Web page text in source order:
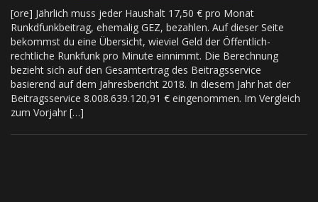
[ore] Jährlich muss jeder Haushalt 17,50 € pro Monat
Runkdfunkbeitrag, ehemalig GEZ, bezahlen. Auf dieser Seite
bekommst du eine Übersicht, wieviel Geld der Öffentlich-
rechtliche Runkfunk pro Minute einnimmt. Die Berechnung
bezieht sich auf den Gesamtertrag des Beitragsservice
basierend auf dem Jahresbericht 2018. In diesem Jahr hat der
Beitragsservice 8.008.639.120,91 € eingenommen. Im Vergleich
zum Vorjahr […]